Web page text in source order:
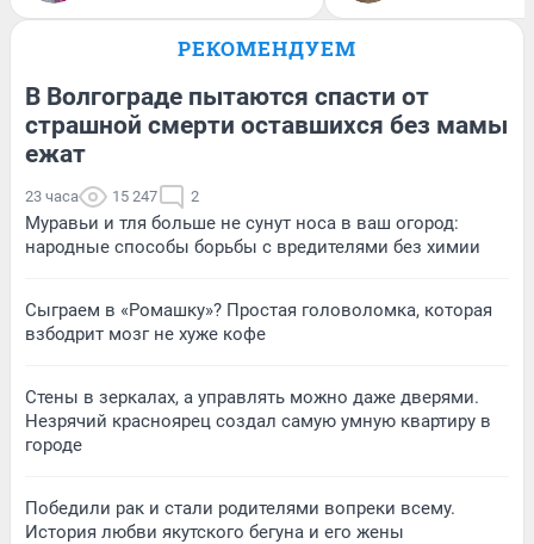
РЕКОМЕНДУЕМ
В Волгограде пытаются спасти от
страшной смерти оставшихся без мамы
ежат
23 часа 15 247 2
Муравьи и тля больше не сунут носа в ваш огород:
народные способы борьбы с вредителями без химии
Сыграем в «Ромашку»? Простая головоломка, которая
взбодрит мозг не хуже кофе
Стены в зеркалах, а управлять можно даже дверями.
Незрячий красноярец создал самую умную квартиру в
городе
Победили рак и стали родителями вопреки всему.
История любви якутского бегуна и его жены